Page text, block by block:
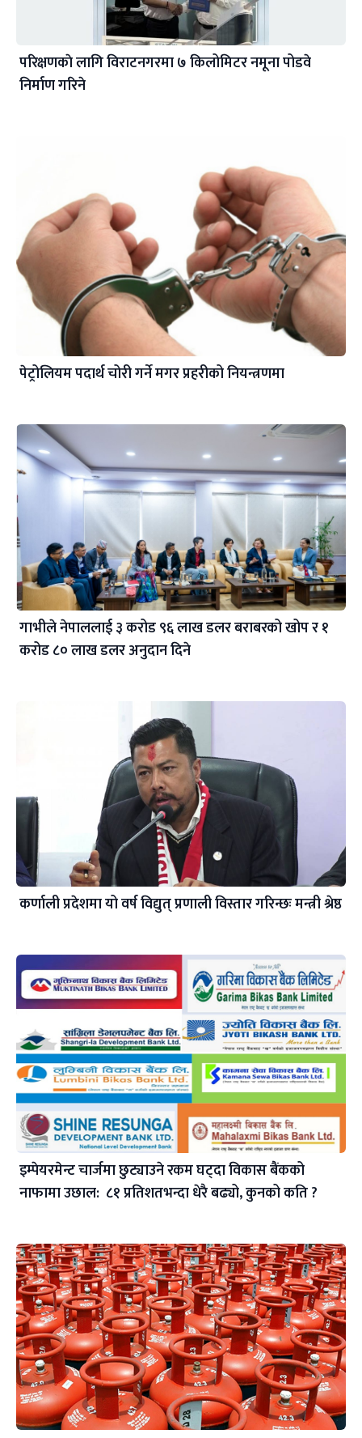
परिक्षणकाे लागि विराटनगरमा ७ किलोमिटर नमूना पोडवे
निर्माण गरिने
पेट्रोलियम पदार्थ चोरी गर्ने मगर प्रहरीको नियन्त्रणमा
गाभीले नेपाललाई ३ करोड ९६ लाख डलर बराबरको खोप र १
करोड ८० लाख डलर अनुदान दिने
कर्णाली प्रदेशमा यो वर्ष विद्युत् प्रणाली विस्तार गरिन्छः मन्त्री श्रेष्ठ
इम्पेयरमेन्ट चार्जमा छुट्याउने रकम घट्दा विकास बैंकको
नाफामा उछाल: ८१ प्रतिशतभन्दा धेरै बढ्यो, कुनको कति ?